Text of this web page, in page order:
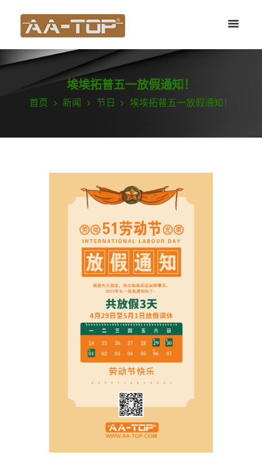
埃埃拓普五一放假通知！
首页 新闻 节日 埃埃拓普五一放假通知！